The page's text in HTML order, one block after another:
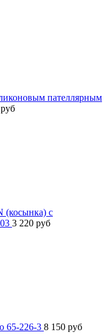
пателлярным
руб
(косынка) с
3 220 руб
65-226-3 8 150 руб